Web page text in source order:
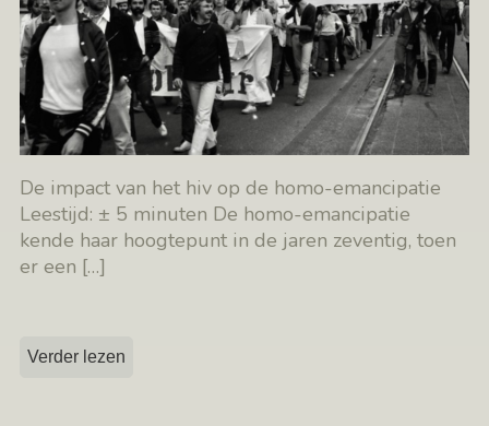
De impact van het hiv op de homo-emancipatie
Leestijd: ± 5 minuten De homo-emancipatie
kende haar hoogtepunt in de jaren zeventig, toen
er een […]
Verder lezen